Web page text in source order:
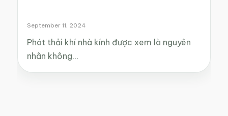
September 11, 2024
Phát thải khí nhà kính được xem là nguyên
nhân không…